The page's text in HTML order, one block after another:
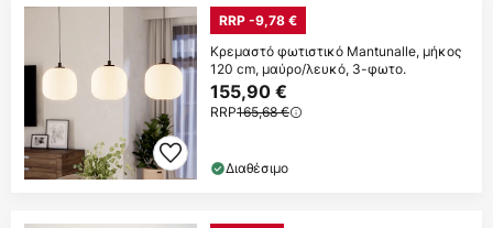
RRP -9,78 €
Κρεμαστό φωτιστικό Mantunalle, μήκος
120 cm, μαύρο/λευκό, 3-φωτο.
155,90 €
RRP165,68 €
Διαθέσιμο